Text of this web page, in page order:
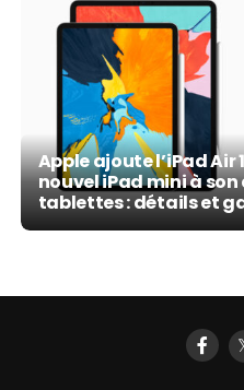
Apple ajoute l’iPad Air
nouvel iPad mini à
tablettes : détails et